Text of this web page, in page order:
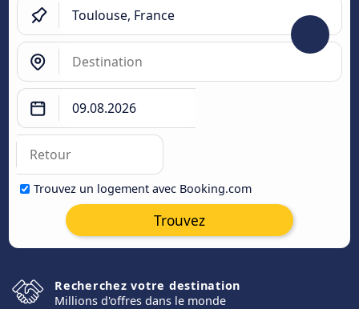
Trouvez un logement avec Booking.com
Trouvez
Recherchez votre destination
Millions d'offres dans le monde